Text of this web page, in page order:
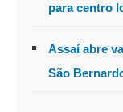
para centro
Assaí abre
São